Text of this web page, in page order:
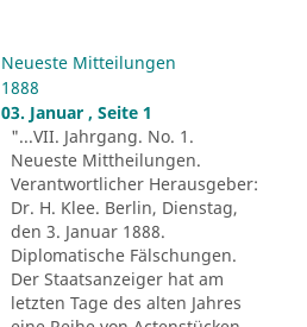
Neueste Mitteilungen
1888
03. Januar , Seite 1
"...VII. Jahrgang. No. 1.
Neueste Mittheilungen.
Verantwortlicher Herausgeber:
Dr. H. Klee. Berlin, Dienstag,
den 3. Januar 1888.
Diplomatische Fälschungen.
Der Staatsanzeiger hat am
letzten Tage des alten Jahres